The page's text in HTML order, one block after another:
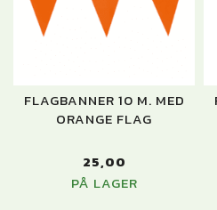
FLAGBANNER 10 M. MED
ORANGE FLAG
25,00
PÅ LAGER